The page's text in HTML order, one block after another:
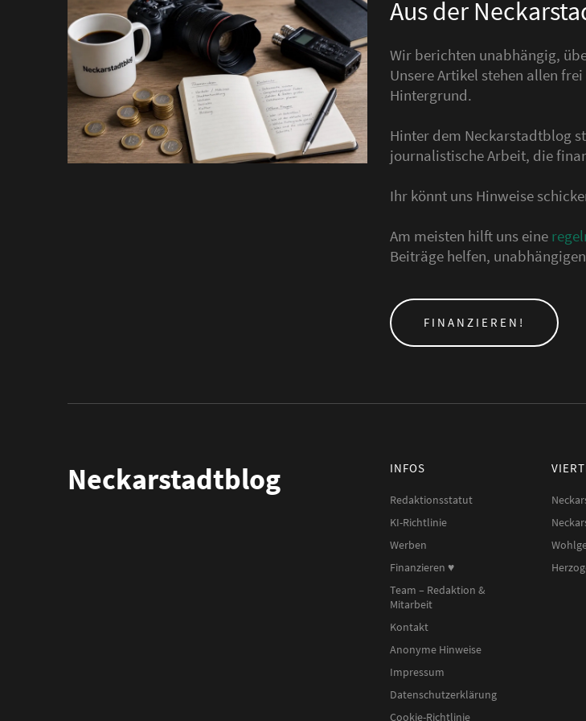
Aus der
Wir berichten unabhängig,
Unsere Artikel stehen allen
Hintergrund.
Hinter dem Neckarstadtblog
journalistische Arbeit, die
Ihr könnt uns Hinweise
Am meisten hilft uns eine
Beiträge helfen,
FINANZIEREN!
Neckarstadtblog INFOS
Redaktionsstatut
KI-Richtlinie
Werben
Finanzieren ♥︎
Team – Redaktion &
Mitarbeit
Kontakt
Anonyme Hinweise
Impressum
Datenschutzerklärung
Cookie-Richtlinie